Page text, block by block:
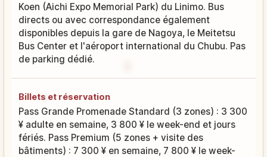
Koen (Aichi Expo Memorial Park) du Linimo. Bus
directs ou avec correspondance également
disponibles depuis la gare de Nagoya, le Meitetsu
Bus Center et l'aéroport international du Chubu. Pas
de parking dédié.
Billets et réservation
Pass Grande Promenade Standard (3 zones) : 3 300
¥ adulte en semaine, 3 800 ¥ le week-end et jours
fériés. Pass Premium (5 zones + visite des
bâtiments) : 7 300 ¥ en semaine, 7 800 ¥ le week-